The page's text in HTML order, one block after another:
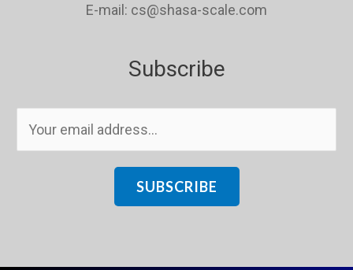
E-mail: cs@shasa-scale.com
Subscribe
SUBSCRIBE